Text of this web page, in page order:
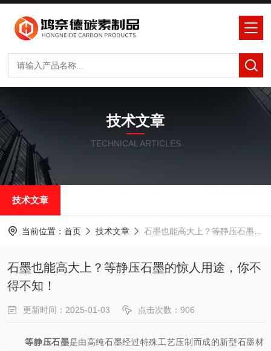
技术文章
TECHNICAL ARTICLES
技术文章
当前位置： 首页 技术文章 石墨也能高大上？等静压石墨的惊人用途，你不得不知！
石墨也能高大上？等静压石墨的惊人用途，你不
得不知！
更新时间：2025-01-03 点击次数：906
等静压石墨是由高纯石墨经过特殊工艺压制而成的新型石墨材